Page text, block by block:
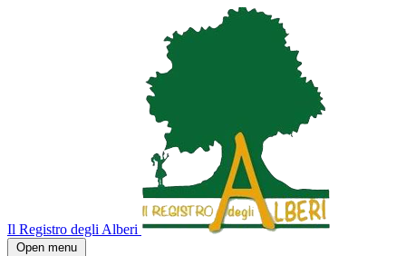
Il Registro degli Alberi
Open menu